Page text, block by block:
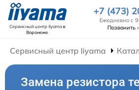
Сервисный центр Iiyamaв
Воронеже
+7 (473)
Ежедневно с
Позвонить
Сервисный центр Iiyama
Замена резистора